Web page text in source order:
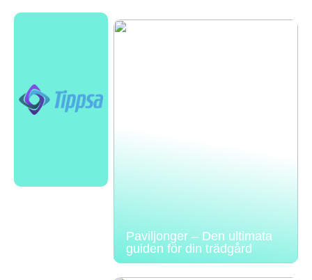
Paviljonger – Den ultimata
guiden för din trädgård